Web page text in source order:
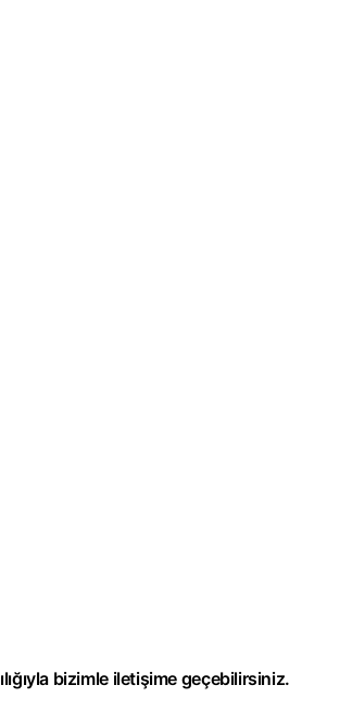
bizimle iletişime geçebilirsiniz.